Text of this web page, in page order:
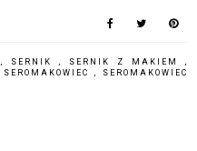
, SERNIK , SERNIK Z MAKIEM ,
SEROMAKOWIEC , SEROMAKOWIEC